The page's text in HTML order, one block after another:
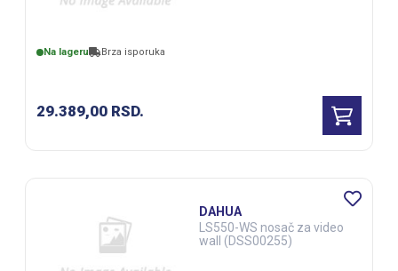
Na lageru Brza isporuka
29.389,00 RSD.
DAHUA
LS550-WS nosač za video
wall (DSS00255)